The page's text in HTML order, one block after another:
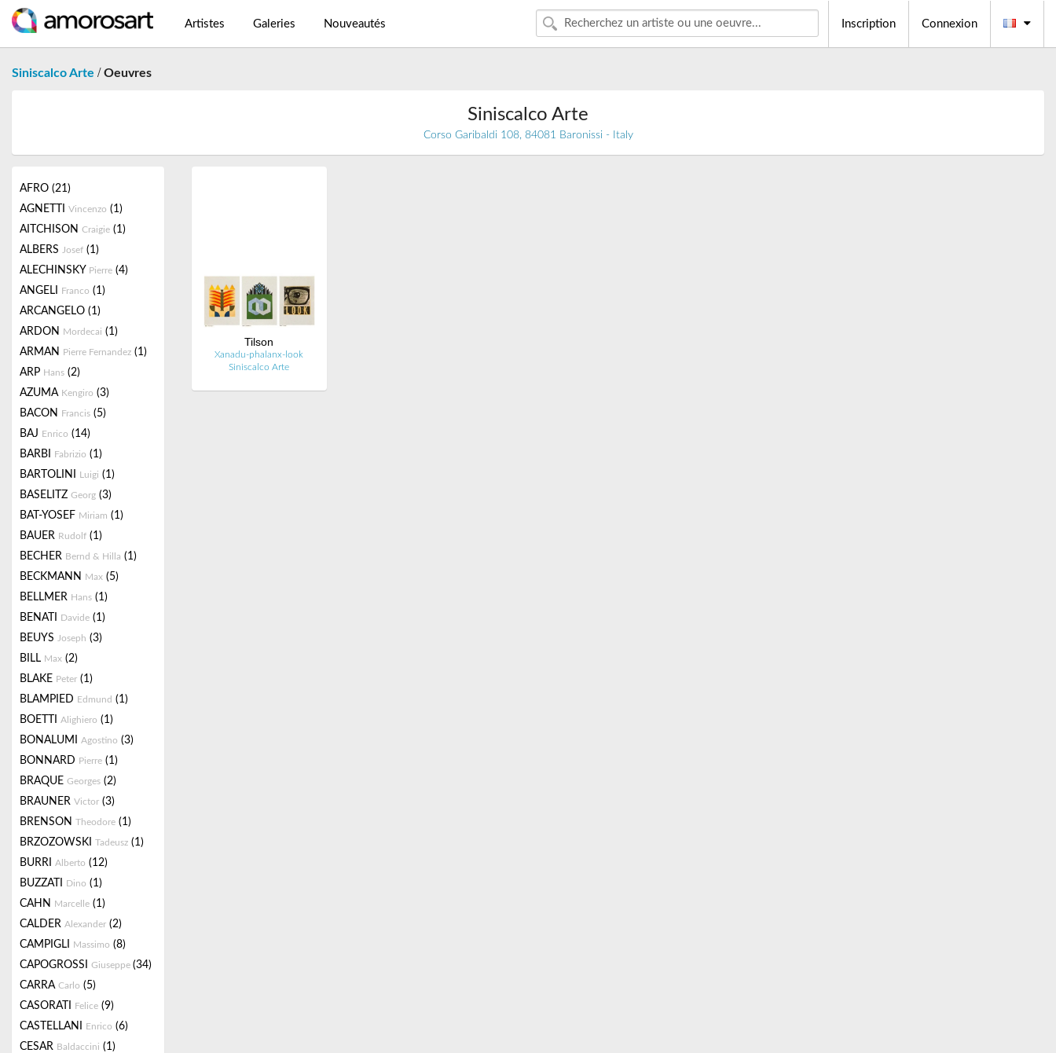
Artistes Galeries Nouveautés Inscription Connexion
Siniscalco Arte /Oeuvres
Siniscalco Arte
Corso Garibaldi 108, 84081 Baronissi - Italy
AFRO (21)
AGNETTI Vincenzo (1)
AITCHISON Craigie (1)
ALBERS Josef (1)
ALECHINSKY Pierre (4)
ANGELI
Franco (1)
ARCANGELO (1)
ARDON Mordecai (1)
ARMAN Pierre Fernandez (1)
ARP Hans (2)
AZUMA Kengiro (3)
BACON Francis (5)
BAJ Enrico (14)
BARBI
Fabrizio (1)
BARTOLINI
Luigi (1)
BASELITZ Georg (3)
BAT-YOSEF Miriam (1)
BAUER Rudolf (1)
BECHER Bernd & Hilla (1)
BECKMANN Max (5)
BELLMER Hans (1)
BENATI
Davide (1)
BEUYS Joseph (3)
BILL Max (2)
BLAKE Peter (1)
BLAMPIED Edmund (1)
BOETTI Alighiero (1)
BONALUMI Agostino (3)
BONNARD Pierre (1)
BRAQUE Georges (2)
BRAUNER Victor (3)
BRENSON Theodore (1)
BRZOZOWSKI Tadeusz (1)
BURRI Alberto (12)
BUZZATI
Dino (1)
CAHN Marcelle (1)
CALDER Alexander (2)
CAMPIGLI
Massimo (8)
CAPOGROSSI Giuseppe (34)
CARRA Carlo (5)
CASORATI
Felice (9)
CASTELLANI
Enrico (6)
CESAR Baldaccini (1)
Tilson
Xanadu-phalanx-look
Siniscalco Arte